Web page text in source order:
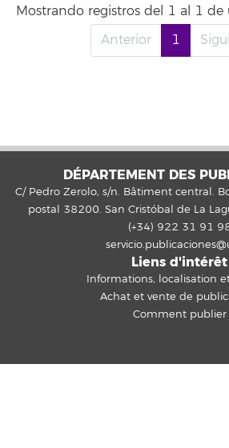
Mostrando registros del 1 al 1
Anterior
1
DÉPARTEMENT DES
C/ Pedro Zerolo, s/n. Bâtiment central.
postal 38200. San Cristóbal de La
(+34) 922 31 91
Liens d'intérêt
Informations, localisation
Achat et vente de
Comment publier